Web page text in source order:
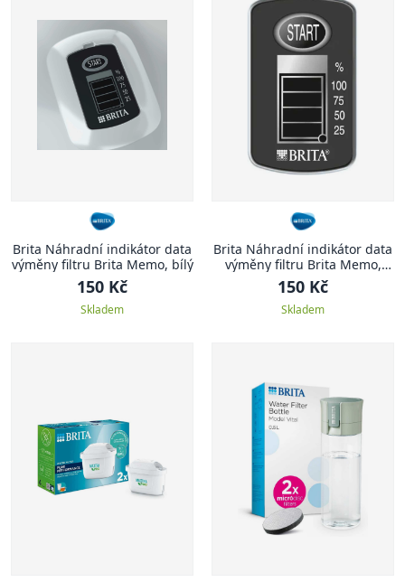
Brita Náhradní indikátor data
výměny filtru Brita Memo, bílý
150 Kč
Skladem
Brita Náhradní indikátor data
výměny filtru Brita Memo,
černý
150 Kč
Skladem